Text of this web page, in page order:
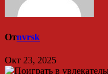
Отnvrsk
Окт 23, 2025